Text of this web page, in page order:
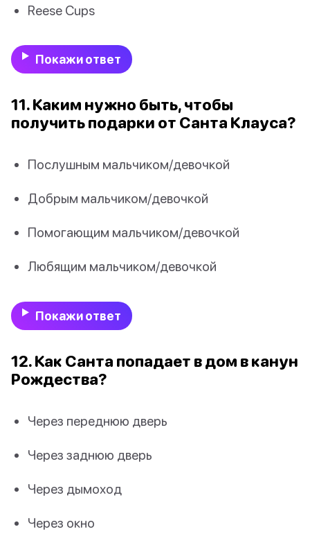
Reese Cups
Покажи ответ
11. Каким нужно быть, чтобы
получить подарки от Санта Клауса?
Послушным мальчиком/девочкой
Добрым мальчиком/девочкой
Помогающим мальчиком/девочкой
Любящим мальчиком/девочкой
Покажи ответ
12. Как Санта попадает в дом в канун
Рождества?
Через переднюю дверь
Через заднюю дверь
Через дымоход
Через окно